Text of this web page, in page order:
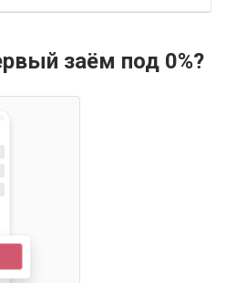
заём под 0%?